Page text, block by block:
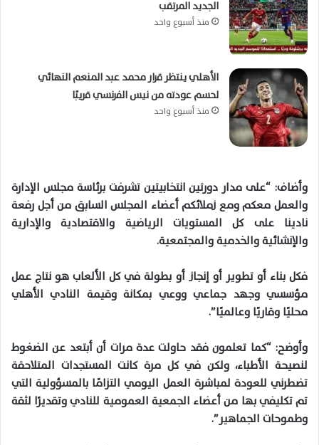
الجديد المرتقب
منذ أسبوع واحد
الأهلي ينتظر قرار محمد عبد المنعم النهائي
لحسم عودته من نيس الفرنسي قريبًا
منذ أسبوع واحد
وأضاف: “على مدار دورتين انتخابيتين تشرفت برئاسة مجلس الإدارة
والعمل معكم ومع زملائكم أعضاء المجلس السابق من أجل رفعة
نادينا على كل المستويات الرياضية والاقتصادية والإدارية
والإنشائية والخدمية والمجتمعية.
فكل بناء أو تطوير أو إنجاز أو بطولة في كل الألعاب هو نتاج عمل
مؤسسي وجهد جماعي ووعي بمكانة وقيمة النادي الأهلي
محليًا وقاريًا وعالميًا”.
وأوضح: “كما تعلمون فقد حاولت عدة مرات أن أبتعد عن الضغوط
لنصيحة الأطباء، ولكن في كل مرة كانت المستجدات المتلاحقة
تضطرني للعودة لمباشرة العمل اليومي التزامًا بالمسؤولية التي
تم تكليفي بها من أعضاء الجمعية العمومية للنادي وتقديرًا لثقة
وطموحات الجماهير”.